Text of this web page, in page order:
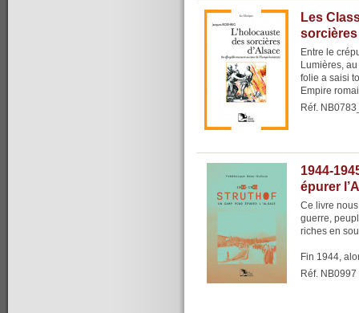
Les
Entre le
Lumières,
folie a saisi
Empire
Réf.
1944-
épurer
Ce livre
guerre,
riches en
Fin 1944,
Réf. NB0997